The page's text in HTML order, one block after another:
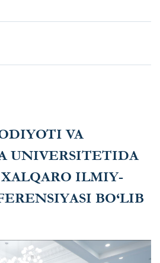
VA
UNIVERSITETIDA
XALQARO ILMIY-
BO‘LIB